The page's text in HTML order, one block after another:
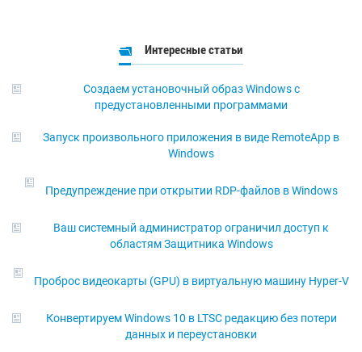
Интересные статьи
Создаем установочный образ Windows с
предустановленными программами
Запуск произвольного приложения в виде RemoteApp в
Windows
Предупреждение при открытии RDP-файлов в Windows
Ваш системный администратор ограничил доступ к
областям Защитника Windows
Проброс видеокарты (GPU) в виртуальную машину Hyper-V
Конвертируем Windows 10 в LTSC редакцию без потери
данных и переустановки